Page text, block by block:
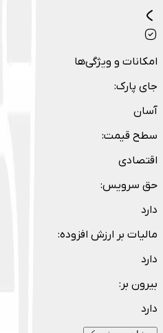
امکانات و ویژگی‌ها
جای پارک:
آسان
سطح قیمت:
اقتصادی
حق سرویس:
دارد
مالیات بر ارزش افزوده:
دارد
بیرون بر :
دارد